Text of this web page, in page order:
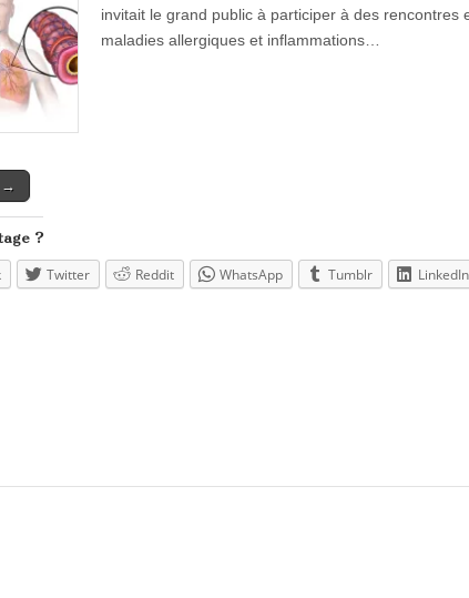
invitait le grand public à participer à des rencontres
maladies allergiques et inflammations…
→
?
Twitter Reddit WhatsApp Tumblr LinkedIn